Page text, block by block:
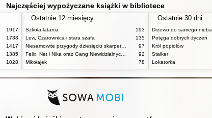
Najczęściej wypożyczane książki w bibliotece
1917
1788
1417
1385
1028
Ostatnie 12 miesięcy
Szkoła latania
193
Lew, Czarownica i stara szafa
135
97
92
Mikołajek
78
Ostatnie 30 dni
Drzewo do samego nieba
Potęga dobrych życzeń
Król popiołów
Stalker
Lokatorka